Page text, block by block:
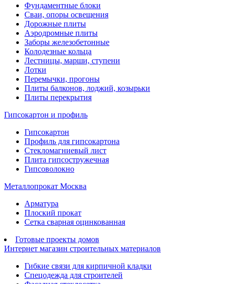
Фундаментные блоки
Сваи, опоры освещения
Дорожные плиты
Аэродромные плиты
Заборы железобетонные
Колодезные кольца
Лестницы, марши, ступени
Лотки
Перемычки, прогоны
Плиты балконов, лоджий, козырьки
Плиты перекрытия
Гипсокартон и профиль
Гипсокартон
Профиль для гипсокартона
Стекломагниевый лист
Плита гипсостружечная
Гипсоволокно
Металлопрокат Москва
Арматура
Плоский прокат
Сетка сварная оцинкованная
Готовые проекты домов
Интернет магазин строительных материалов
Гибкие связи для кирпичной кладки
Спецодежда для строителей